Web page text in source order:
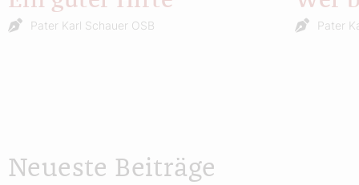
Pater Karl Schauer OSB Pater
Neueste Beiträge